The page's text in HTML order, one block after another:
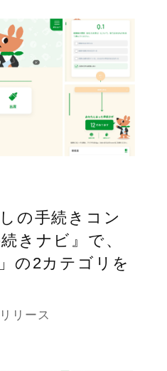
の手続きコン
きナビ』で、
の2カテゴリを
リリース